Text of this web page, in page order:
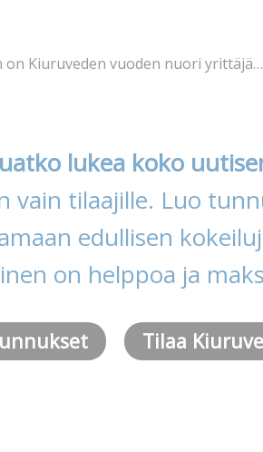
on Kiuruveden vuoden nuori yrittäjä…
lukea koko
vain tilaajille. Luo
edullisen
on helppoa ja
Tilaa